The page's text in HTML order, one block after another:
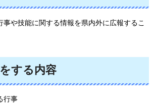
事や技能に関する情報を県内外に広報するこ
する内容
行事